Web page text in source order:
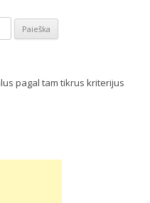
pagal tam tikrus kriterijus